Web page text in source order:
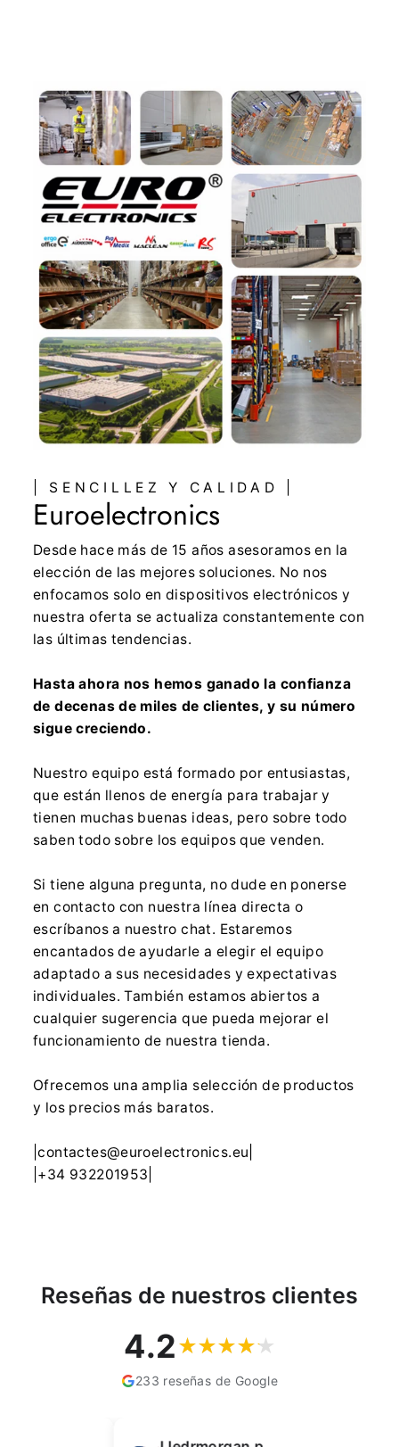
| SENCILLEZ Y CALIDAD |
Euroelectronics
Desde hace más de 15 años asesoramos en la
elección de las mejores soluciones. No nos
enfocamos solo en dispositivos electrónicos y
nuestra oferta se actualiza constantemente con
las últimas tendencias.
Hasta ahora nos hemos ganado la confianza
de decenas de miles de clientes, y su número
sigue creciendo.
Nuestro equipo está formado por entusiastas,
que están llenos de energía para trabajar y
tienen muchas buenas ideas, pero sobre todo
saben todo sobre los equipos que venden.
Si tiene alguna pregunta, no dude en ponerse
en contacto con nuestra línea directa o
escríbanos a nuestro chat. Estaremos
encantados de ayudarle a elegir el equipo
adaptado a sus necesidades y expectativas
individuales. También estamos abiertos a
cualquier sugerencia que pueda mejorar el
funcionamiento de nuestra tienda.
Ofrecemos una amplia selección de productos
y los precios más baratos.
|contactes@euroelectronics.eu|
|+34 932201953|
Reseñas de nuestros clientes
4.2
233 reseñas de Google